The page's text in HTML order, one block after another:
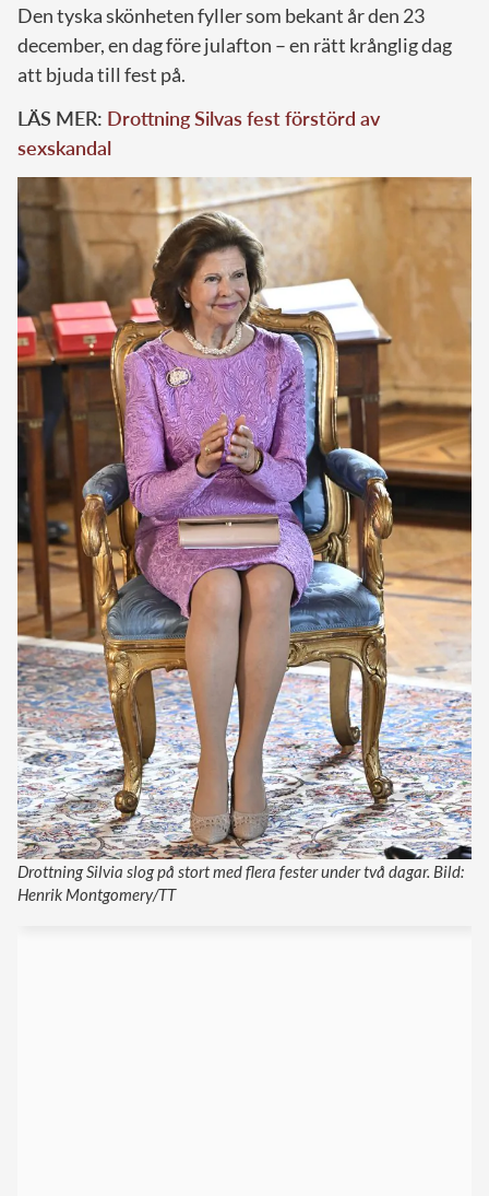
Den tyska skönheten fyller som bekant år den 23
december, en dag före julafton – en rätt krånglig dag
att bjuda till fest på.
LÄS MER: Drottning Silvas fest förstörd av
sexskandal
Drottning Silvia slog på stort med flera fester under två dagar. Bild:
Henrik Montgomery/TT